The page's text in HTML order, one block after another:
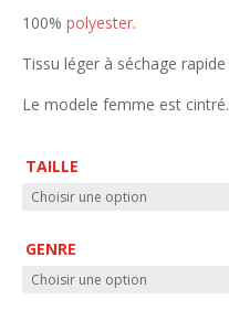
100% polyester.
Tissu léger à séchage rapide
Le modele femme est cintré.
TAILLE
GENRE